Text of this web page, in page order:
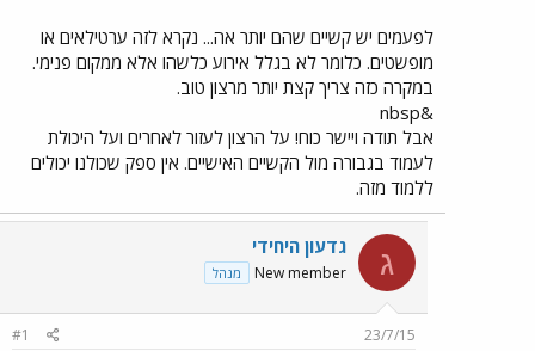
לפעמים יש קשיים שהם יותר אה... נקרא לזה ערטילאים או
מופשטים. כלומר לא בגלל אירוע כלשהו אלא ממקום פנימי.
במקרה כזה צריך קצת יותר מרצון טוב.
&nbsp
אבל תודה ויישר כוח! על הרצון לעזור לאחרים ועל היכולת
לעמוד בגבורה מול הקשיים האישיים. אין ספק שכולנו יכולים
ללמוד מזה.
ג גדעון היחידי
New member מנהל
23/7/15
#1